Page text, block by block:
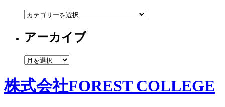
カ
ゴ
ー
アーカイブ
ア
カ
イ
株式会社FOREST COLLEGE